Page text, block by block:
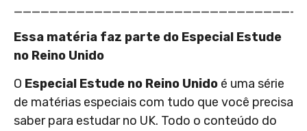
Essa matéria faz parte do Especial Estude
no Reino Unido
O Especial Estude no Reino Unido é uma série
de matérias especiais com tudo que você precisa
saber para estudar no UK. Todo o conteúdo do